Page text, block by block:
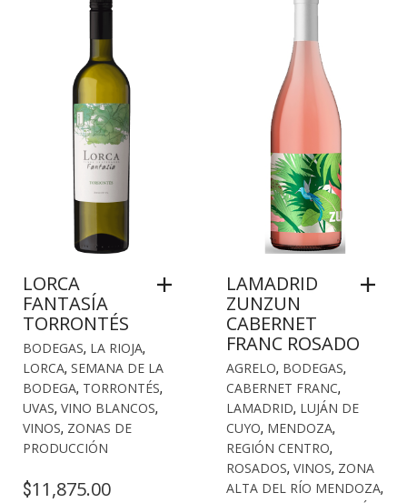
LORCA
FANTASÍA
TORRONTÉS
BODEGAS, LA RIOJA,
LORCA, SEMANA DE LA
BODEGA, TORRONTÉS,
UVAS, VINO BLANCOS,
VINOS, ZONAS DE
PRODUCCIÓN
$11,875.00
LAMADRID
ZUNZUN
CABERNET
FRANC ROSADO
AGRELO, BODEGAS,
CABERNET FRANC,
LAMADRID, LUJÁN DE
CUYO, MENDOZA,
REGIÓN CENTRO,
ROSADOS, VINOS, ZONA
ALTA DEL RÍO MENDOZA,